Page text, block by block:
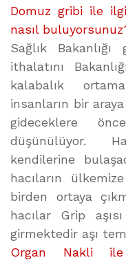
Domuz gribi ile
nasıl
Sağlık
ithalatını
kalabalık
insanların bir
gideceklere
düşünülüyor.
kendilerine
hacıların
birden ortaya
hacılar Grip
girmektedir aşı
Organ Nakli